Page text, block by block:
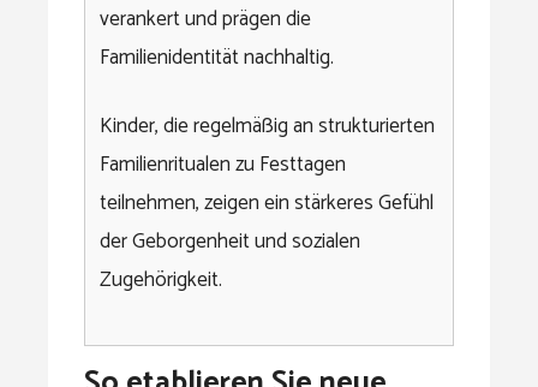
verankert und prägen die
Familienidentität nachhaltig.
Kinder, die regelmäßig an strukturierten
Familienritualen zu Festtagen
teilnehmen, zeigen ein stärkeres Gefühl
der Geborgenheit und sozialen
Zugehörigkeit.